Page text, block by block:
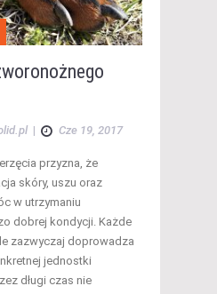
| Cze 19, 2017
przyzna, że
skóry, uszu oraz
w utrzymaniu
dobrej kondycji. Każde
zazwyczaj doprowadza
jednostki
długi czas nie